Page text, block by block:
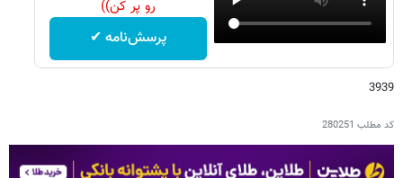
رو پر کن))
پرسش‌نامه ✔
3939
کد مطلب 280251